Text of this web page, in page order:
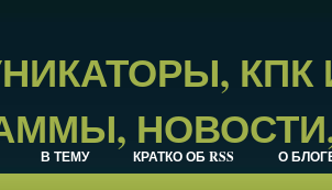
В ТЕМУ КРАТКО ОБ RSS О